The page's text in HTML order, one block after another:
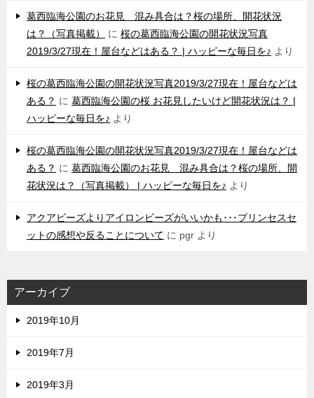
葛西臨海公園のお花見 混み具合は？桜の場所、開花状況
は？（写真掲載）
に 桜の葛西臨海公園の開花状況写真
2019/3/27現在！屋台などはある？ | ハッピーな毎日を♪ より
桜の葛西臨海公園の開花状況写真2019/3/27現在！屋台などは
ある？ に 葛西臨海公園の桜 お花見したいけど開花状況は？ |
ハッピーな毎日を♪ より
桜の葛西臨海公園の開花状況写真2019/3/27現在！屋台などは
ある？ に 葛西臨海公園のお花見 混み具合は？桜の場所、開
花状況は？（写真掲載） | ハッピーな毎日を♪ より
アクアビーズよりアイロンビーズがいいかも･･･プリンセスセ
ットの感想や反ることについて に pgr より
アーカイブ
2019年10月
2019年7月
2019年3月